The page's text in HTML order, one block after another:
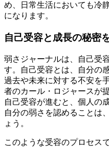
め、日常生活においても冷
になります。
自己受容と成長の秘密
弱さジャーナルは、自己受
す。自己受容とは、自分の
過去や未来に対する不安を
者のカール・ロジャースが
自己受容が進むと、個人の
自分の弱さを認めることは
ょう。
このような受容のプロセス